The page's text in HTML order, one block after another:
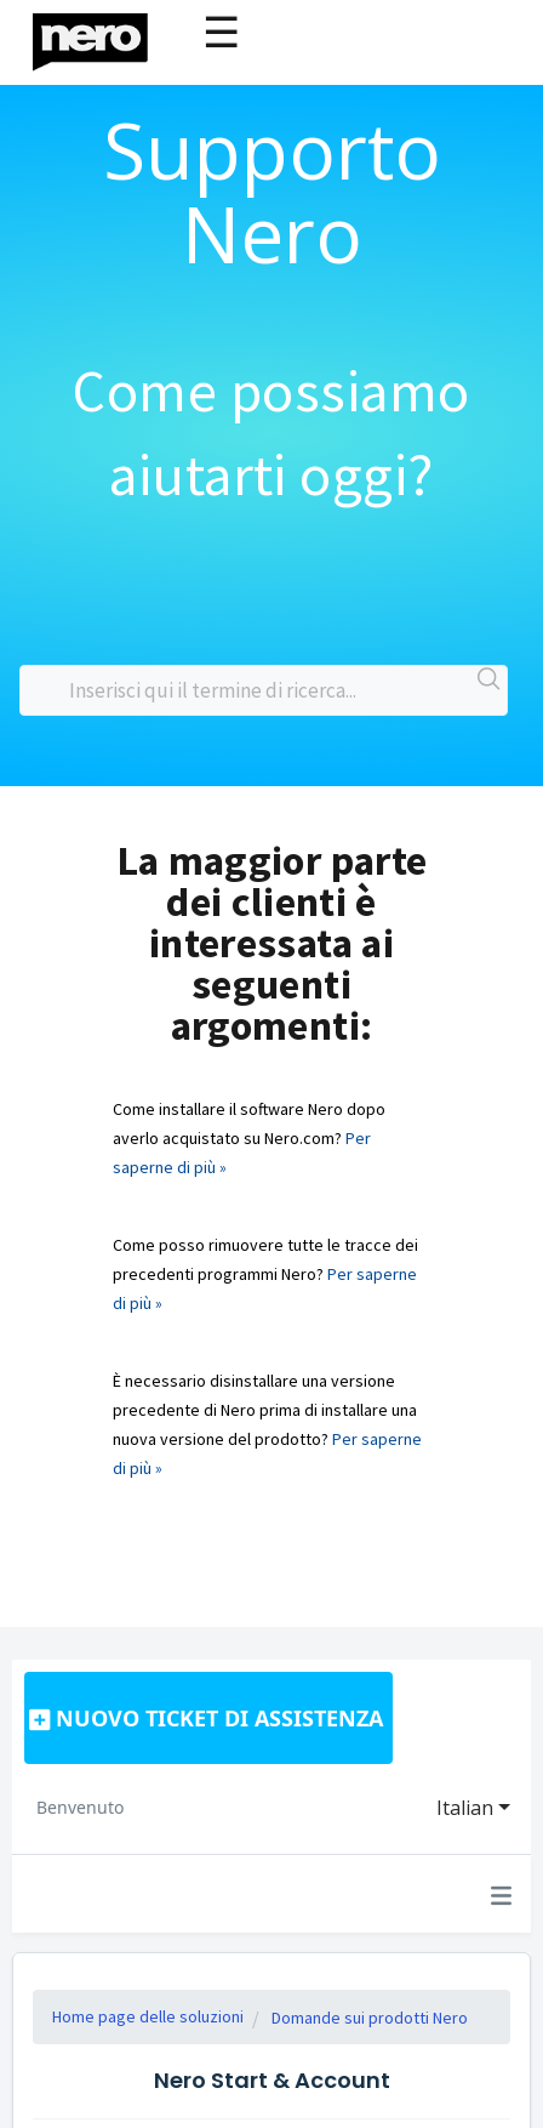
☰
Supporto
Nero
Come possiamo
aiutarti oggi?
La maggior parte
dei clienti è
interessata ai
seguenti
argomenti:
Come installare il software Nero dopo
averlo acquistato su Nero.com? Per
saperne di più »
Come posso rimuovere tutte le tracce dei
precedenti programmi Nero? Per saperne
di più »
È necessario disinstallare una versione
precedente di Nero prima di installare una
nuova versione del prodotto? Per saperne
di più »
NUOVO TICKET DI ASSISTENZA
Italian
Benvenuto
Home page delle soluzioni Domande sui prodotti Nero
Nero Start & Account